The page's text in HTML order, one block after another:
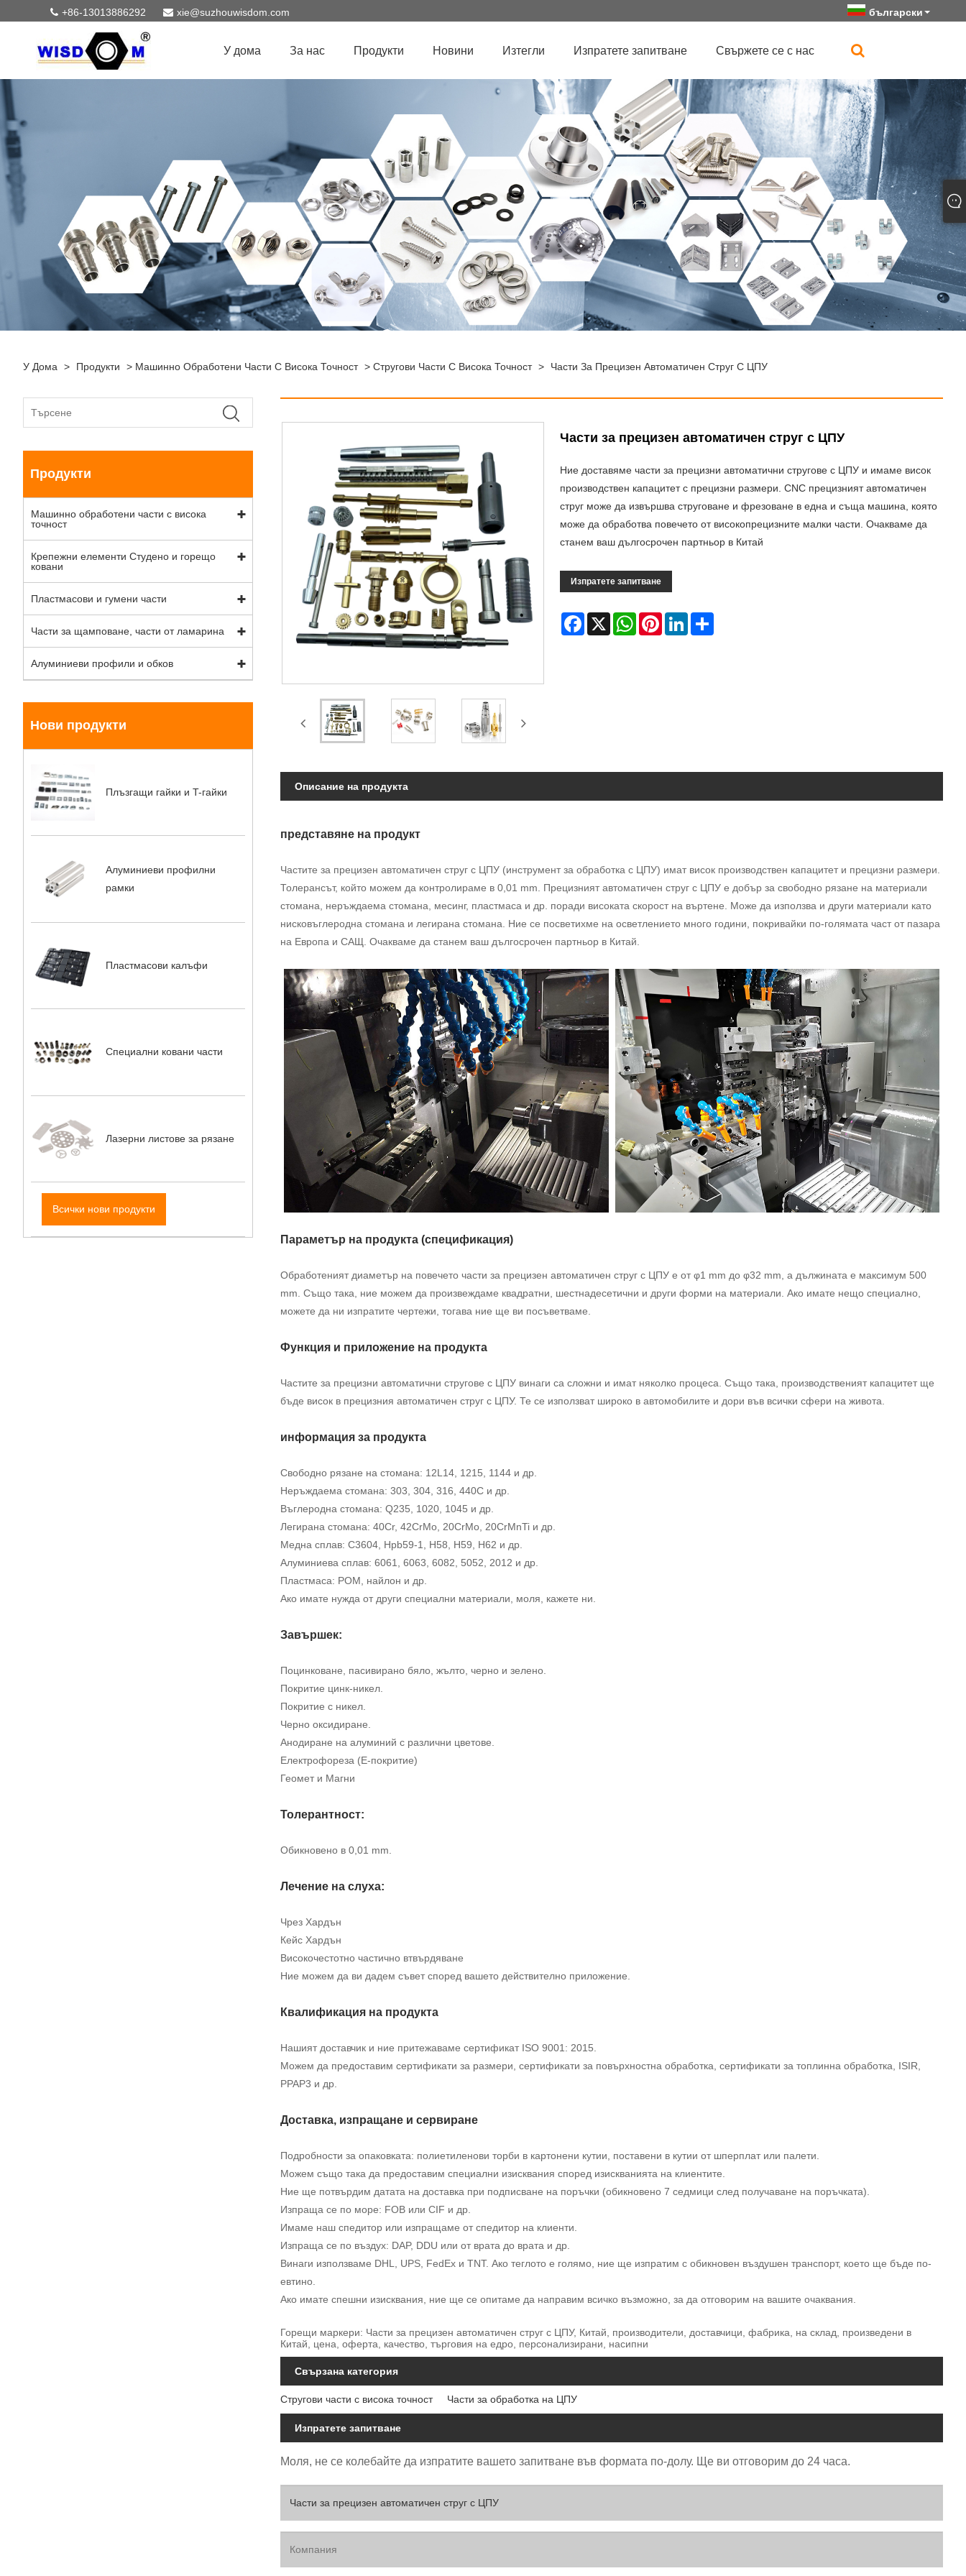
+86-13013886292 xie@suzhouwisdom.com български
У дома За нас Продукти Новини Изтегли Изпратете запитване Свържете се с нас
У Дома > Продукти > Машинно Обработени Части С Висока Точност > Стругови Части С Висока Точност > Части За Прецизен Автоматичен Струг С ЦПУ
Продукти
Машинно обработени части с висока
точност
Крепежни елементи Студено и горещо
ковани
Пластмасови и гумени части
Части за щамповане, части от ламарина
Алуминиеви профили и обков
Нови продукти
Плъзгащи гайки и T-гайки
Алуминиеви профилни
рамки
Пластмасови калъфи
Специални ковани части
Лазерни листове за рязане
Всички нови продукти
Части за прецизен автоматичен струг с ЦПУ
Ние доставяме части за прецизни автоматични стругове с ЦПУ и имаме висок
производствен капацитет с прецизни размери. CNC прецизният автоматичен
струг може да извършва струговане и фрезоване в една и съща машина, която
може да обработва повечето от високопрецизните малки части. Очакваме да
станем ваш дългосрочен партньор в Китай
Изпратете запитване
Facebook
X WhatsAppPinterestLinkedIn
Описание на продукта
представяне на продукт
Частите за прецизен автоматичен струг с ЦПУ (инструмент за обработка с ЦПУ) имат висок производствен капацитет и прецизни размери.
Толерансът, който можем да контролираме в 0,01 mm. Прецизният автоматичен струг с ЦПУ е добър за свободно рязане на материали
стомана, неръждаема стомана, месинг, пластмаса и др. поради високата скорост на въртене. Може да използва и други материали като
нисковъглеродна стомана и легирана стомана. Ние се посветихме на осветлението много години, покривайки по-голямата част от пазара
на Европа и САЩ. Очакваме да станем ваш дългосрочен партньор в Китай.
Параметър на продукта (спецификация)
Обработеният диаметър на повечето части за прецизен автоматичен струг с ЦПУ е от φ1 mm до φ32 mm, а дължината е максимум 500
mm. Също така, ние можем да произвеждаме квадратни, шестнадесетични и други форми на материали. Ако имате нещо специално,
можете да ни изпратите чертежи, тогава ние ще ви посъветваме.
Функция и приложение на продукта
Частите за прецизни автоматични стругове с ЦПУ винаги са сложни и имат няколко процеса. Също така, производственият капацитет ще
бъде висок в прецизния автоматичен струг с ЦПУ. Те се използват широко в автомобилите и дори във всички сфери на живота.
информация за продукта
Свободно рязане на стомана: 12L14, 1215, 1144 и др.
Неръждаема стомана: 303, 304, 316, 440C и др.
Въглеродна стомана: Q235, 1020, 1045 и др.
Легирана стомана: 40Cr, 42CrMo, 20CrMo, 20CrMnTi и др.
Медна сплав: C3604, Hpb59-1, H58, H59, H62 и др.
Алуминиева сплав: 6061, 6063, 6082, 5052, 2012 и др.
Пластмаса: POM, найлон и др.
Ако имате нужда от други специални материали, моля, кажете ни.
Завършек:
Поцинковане, пасивирано бяло, жълто, черно и зелено.
Покритие цинк-никел.
Покритие с никел.
Черно оксидиране.
Анодиране на алуминий с различни цветове.
Електрофореза (E-покритие)
Геомет и Магни
Толерантност:
Обикновено в 0,01 mm.
Лечение на слуха:
Чрез Хардън
Кейс Хардън
Високочестотно частично втвърдяване
Ние можем да ви дадем съвет според вашето действително приложение.
Квалификация на продукта
Нашият доставчик и ние притежаваме сертификат ISO 9001: 2015.
Можем да предоставим сертификати за размери, сертификати за повърхностна обработка, сертификати за топлинна обработка, ISIR,
PPAP3 и др.
Доставка, изпращане и сервиране
Подробности за опаковката: полиетиленови торби в картонени кутии, поставени в кутии от шперплат или палети.
Можем също така да предоставим специални изисквания според изискванията на клиентите.
Ние ще потвърдим датата на доставка при подписване на поръчки (обикновено 7 седмици след получаване на поръчката).
Изпраща се по море: FOB или CIF и др.
Имаме наш спедитор или изпращаме от спедитор на клиенти.
Изпраща се по въздух: DAP, DDU или от врата до врата и др.
Винаги използваме DHL, UPS, FedEx и TNT. Ако теглото е голямо, ние ще изпратим с обикновен въздушен транспорт, което ще бъде по-
евтино.
Ако имате спешни изисквания, ние ще се опитаме да направим всичко възможно, за да отговорим на вашите очаквания.
Горещи маркери: Части за прецизен автоматичен струг с ЦПУ, Китай, производители, доставчици, фабрика, на склад, произведени в
Китай, цена, оферта, качество, търговия на едро, персонализирани, насипни
Свързана категория
Стругови части с висока точност Части за обработка на ЦПУ
Изпратете запитване
Моля, не се колебайте да изпратите вашето запитване във формата по-долу. Ще ви отговорим до 24 часа.